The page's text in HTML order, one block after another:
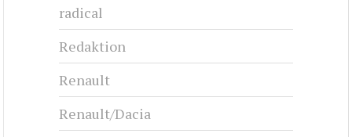
radical
Redaktion
Renault
Renault/Dacia